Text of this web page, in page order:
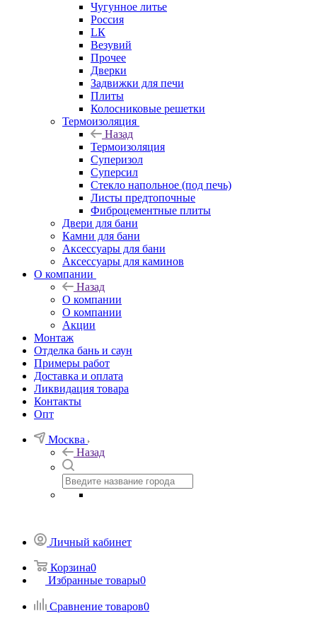
Чугунное литье
Россия
LК
Везувий
Прочее
Дверки
Задвижки для печи
Плиты
Колосниковые решетки
Термоизоляция
Назад
Термоизоляция
Суперизол
Суперсил
Стекло напольное (под печь)
Листы предтопочные
Фиброцементные плиты
Двери для бани
Камни для бани
Аксессуары для бани
Аксессуары для каминов
О компании
Назад
О компании
О компании
Акции
Монтаж
Отделка бань и саун
Примеры работ
Доставка и оплата
Ликвидация товара
Контакты
Опт
Москва
Назад
Личный кабинет
Корзина0
Избранные товары0
Сравнение товаров0